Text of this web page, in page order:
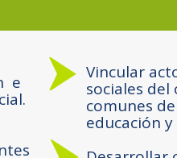
Vincular
sociales
comunes
educación y
e